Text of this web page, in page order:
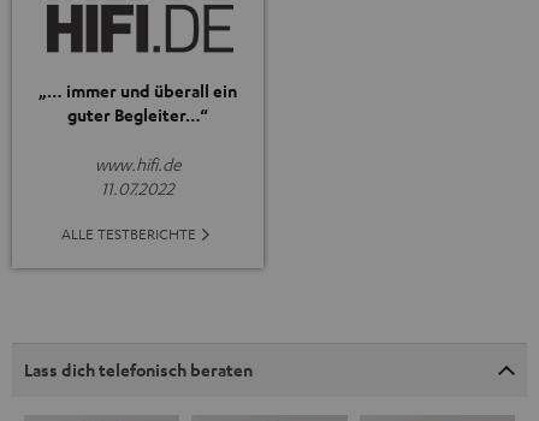
„… immer und überall ein
guter Begleiter…“
www.hifi.de
11.07.2022
ALLE TESTBERICHTE
Lass dich telefonisch beraten